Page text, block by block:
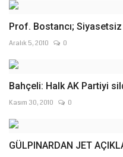
Prof. Bostancı;
Aralık 5, 2010 0
Bahçeli: Halk AK Partiyi
Kasım 30, 2010 0
GÜLPINARDAN JET